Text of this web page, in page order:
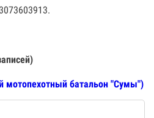
мотопехотный батальон "Сумы")